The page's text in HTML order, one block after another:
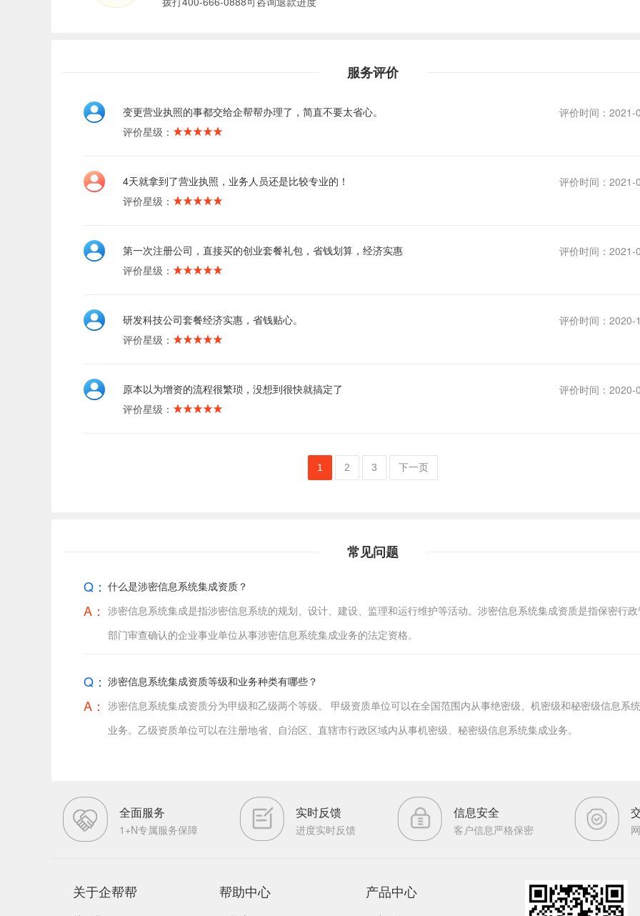
服务评价
评价时间：2021-
变更营业执照的事都交给企帮帮办理了，简直不要太省心。
评价星级：
评价时间：2021-
4天就拿到了营业执照，业务人员还是比较专业的！
评价星级：
评价时间：2021-
第一次注册公司，直接买的创业套餐礼包，省钱划算，经济实惠
评价星级：
评价时间：2020-
研发科技公司套餐经济实惠，省钱贴心。
评价星级：
评价时间：2020-
原本以为增资的流程很繁琐，没想到很快就搞定了
评价星级：
1 2 3 下一页
常见问题
Q： 什么是涉密信息系统集成资质？
A： 涉密信息系统集成是指涉密信息系统的规划、设计、建设、监理和运行维护等活动。涉密信息系统集成资质是指保密行
部门审查确认的企业事业单位从事涉密信息系统集成业务的法定资格。
Q： 涉密信息系统集成资质等级和业务种类有哪些？
A： 涉密信息系统集成资质分为甲级和乙级两个等级。 甲级资质单位可以在全国范围内从事绝密级、机密级和秘密级信息系
业务。乙级资质单位可以在注册地省、自治区、直辖市行政区域内从事机密级、秘密级信息系统集成业务。
全面服务
1+N专属服务保障
实时反馈
进度实时反馈
信息安全
客户信息严格保密
关于企帮帮 帮助中心 产品中心